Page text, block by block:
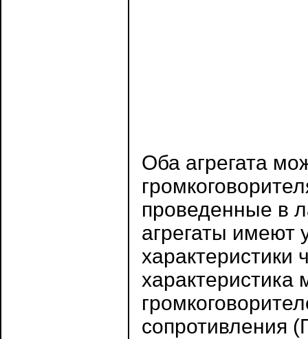
Оба агрегата
проведенные в
агрегаты имеют
характеристики
характеристика
сопротивления